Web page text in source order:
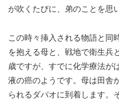
が吹くたびに、弟のことを思
この時々挿入される物語と同
を抱える母と、戦地で衛生兵
歳ですが、すでに化学療法が
液の癌のようです。母は田舎
られるダバオに到着します。